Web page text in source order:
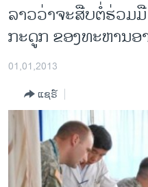
ຂ້າມ
ຂ້າມ
ຫາ
ການເລືອກຕັ້ງ ປະທານາທີບໍດີ ສະ
ຂ່າວ​ຈີນ
ໂລກ
ເອເຊຍ
ອິດສະຫຼະພາບດ້ານການຂ່າວ
ຊີວິດຊາວລາວ
ລາວວ່າຈະສືບຕໍ່ຮ່ວມ
ກະດູກ ຂອງທະຫານອ
01,01,2013
ແຊຣ໌